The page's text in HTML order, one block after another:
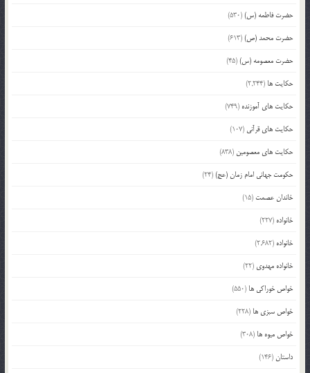
حضرت فاطمه (س)(530)
حضرت محمد (ص)(613)
حضرت معصومه (س)(45)
حکایت ها (2,244)
حکایت های آموزنده (749)
حکایت های قرآنی (107)
حکایت های معصومین (838)
حکومت جهانی امام زمان (عج)(24)
خاندان عصمت (15)
خانواده (227)
خانواده (2,682)
خانواده مهدوی (22)
خواص خوراکی ها (550)
خواص سبزی ها (228)
خواص میوه ها (308)
داستان(146)